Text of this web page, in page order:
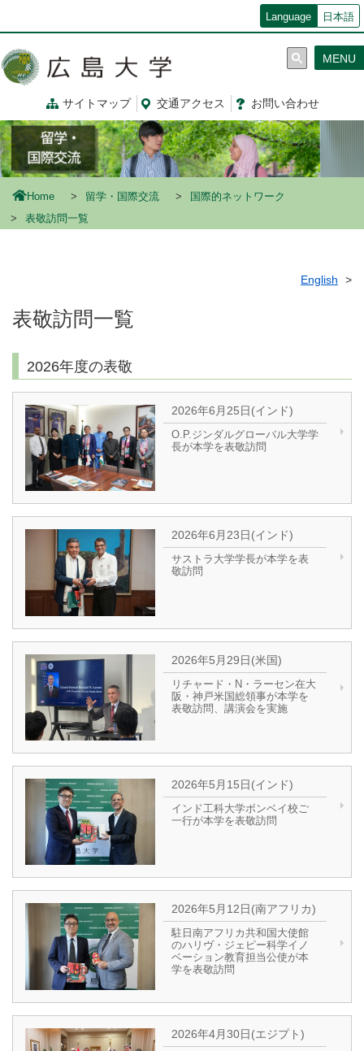
コ
ン
ツ
に
移
動
Language 日本語
サイトマップ 交通アクセス お問い合わせ
MENU
Home 留学・国際交流
国際的ネットワーク
表敬訪問一覧
English
表敬訪問一覧
2026年度の表敬
2026年6月25日(インド)
O.P.ジンダルグローバル大学学
長が本学を表敬訪問
2026年6月23日(インド)
サストラ大学学長が本学を表
敬訪問
2026年5月29日(米国)
リチャード・N・ラーセン在大
阪・神戸米国総領事が本学を
表敬訪問、講演会を実施
2026年5月15日(インド)
インド工科大学ボンベイ校ご
一行が本学を表敬訪問
2026年5月12日(南アフリカ)
駐日南アフリカ共和国大使館
のハリヴ・ジェピー科学イノ
ベーション教育担当公使が本
学を表敬訪問
2026年4月30日(エジプト)